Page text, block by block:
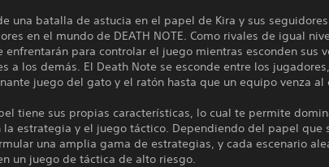
una batalla de astucia en el papel de Kira y sus
en el mundo de DEATH NOTE. Como rivales de igual
enfrentarán para controlar el juego mientras esconden sus
a los demás. El Death Note se esconde entre los
juego del gato y el ratón hasta que un equipo venza al
tiene sus propias características, lo cual te permite
la estrategia y el juego táctico. Dependiendo del papel que
una amplia gama de estrategias, y cada escenario
un juego de táctica de alto riesgo.